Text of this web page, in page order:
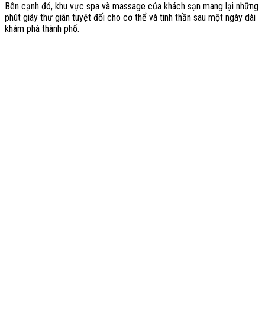
Bên cạnh đó, khu vực spa và massage của khách sạn mang lại những
phút giây thư giãn tuyệt đối cho cơ thể và tinh thần sau một ngày dài
khám phá thành phố.